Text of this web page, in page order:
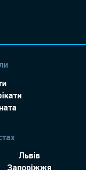
Львів
Запоріжжя